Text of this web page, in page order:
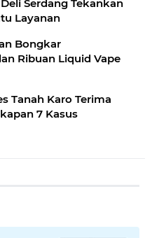
Serdang Tekankan
Layanan
Bongkar
Ribuan Liquid Vape
Tanah Karo Terima
7 Kasus